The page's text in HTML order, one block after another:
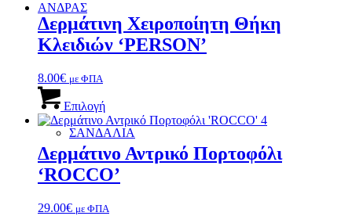
ΑΝΔΡΑΣ
ΣΑΝΔΑΛΙΑ
Δερμάτινη Χειροποίητη Θήκη
Κλειδιών ‘PERSON’
8.00€ με ΦΠΑ
Επιλογήτο
προϊόν
έχει
πολλαπλές
παραλλαγές.
Οι
μπορούν
Δερμάτινο Αντρικό Πορτοφόλι
‘ROCCO’
29.00€ με ΦΠΑ